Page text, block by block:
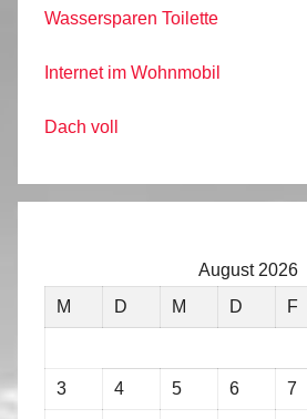
Wassersparen Toilette
Internet im Wohnmobil
Dach voll
August 2026
M
D M D F
3 4 5 6 7